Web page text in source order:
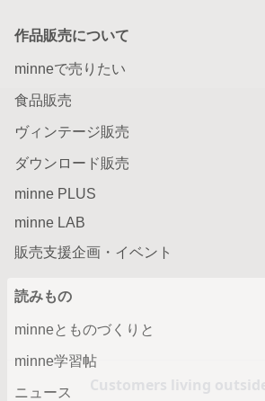
作品販売について
minneで売りたい
食品販売
ヴィンテージ販売
ダウンロード販売
minne PLUS
minne LAB
販売支援企画・イベント
読みもの
minneとものづくりと
minne学習帖
ニュース